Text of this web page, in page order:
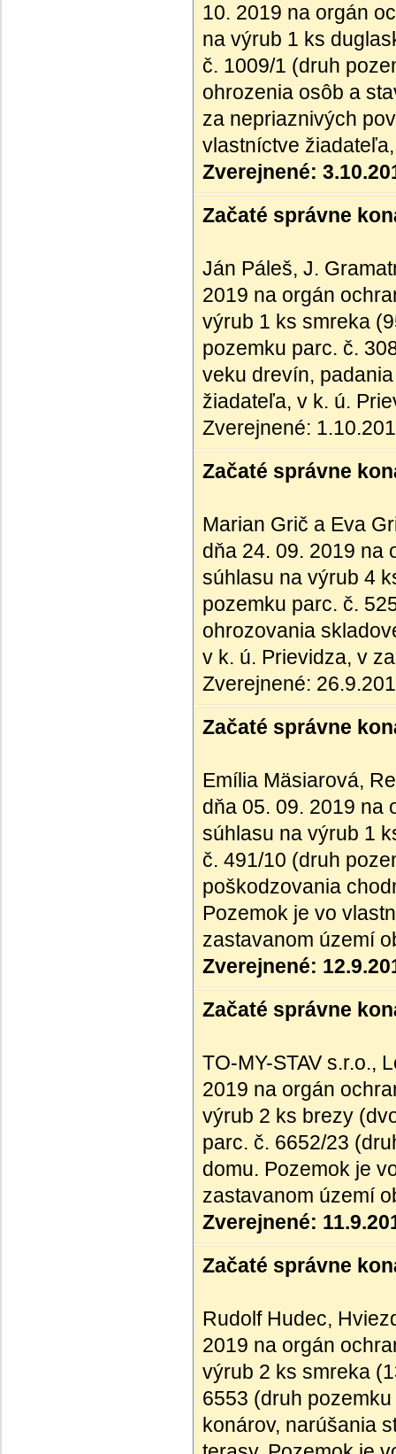
10. 2019 na orgán
na výrub 1 ks
č. 1009/1 (druh
ohrozenia osôb a
za nepriaznivých
vlastníctve
Zverejnené:
Začaté správne
Ján Páleš, J.
2019 na orgán
výrub 1 ks smreka
pozemku parc. č.
veku drevín,
žiadateľa, v k. ú.
Zverejnené:
Začaté správne
Marian Grič a Eva
dňa 24. 09. 2019 na
súhlasu na výrub 4
pozemku parc. č.
ohrozovania
v k. ú. Prievidza, v
Zverejnené:
Začaté správne
Emília Mäsiarová,
dňa 05. 09. 2019 na
súhlasu na výrub 1
č. 491/10 (druh
poškodzovania
Pozemok je vo
zastavanom území
Zverejnené:
Začaté správne
TO-MY-STAV s.r.o.,
2019 na orgán
výrub 2 ks brezy
parc. č. 6652/23
domu. Pozemok je
zastavanom území
Zverejnené:
Začaté správne
Rudolf Hudec,
2019 na orgán
výrub 2 ks smreka
6553 (druh
konárov, narúšania